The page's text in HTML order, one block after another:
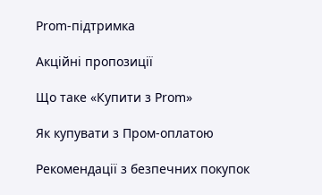
Prom-підтримка
Акційні пропозиції
Що таке «Купити з Prom»
Як купувати з Пром-оплатою
Рекомендації з безпечних покупок